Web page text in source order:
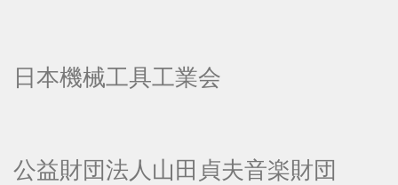
日本機械工具工業会
公益財団法人山田貞夫音楽財団